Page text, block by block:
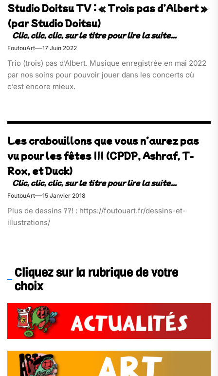
Studio Doitsu TV : « Trois pas d’Albert »
(par Studio Doitsu)
FoutouArt 17 Juin 2022
Trio (trois) pas d’Albert. Musique enregistrée en mai 2022
par nos soins pour pouvoir jouer dans les concerts où
c’est encore mieux.
Les crabouillons que vous n’aurez pas
vu pour les fêtes !!! (CPDP, Ashraf, T-
Rox, et Duck)
FoutouArt 15 Janvier 2018
Plus de dessins ??! : https://foutouart.fr/dessins-et-
illustrations/
Cliquez sur la rubrique de votre
choix